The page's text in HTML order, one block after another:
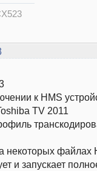
к HMS
TV 2011
некоторых файлах
и запускает